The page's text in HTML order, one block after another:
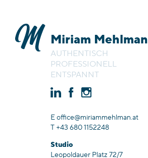
Miriam Mehlman
AUTHENTISCH
PROFESSIONELL
ENTSPANNT
E office@miriammehlman.at
T +43 680 1152248
Studio
Leopoldauer Platz 72/7